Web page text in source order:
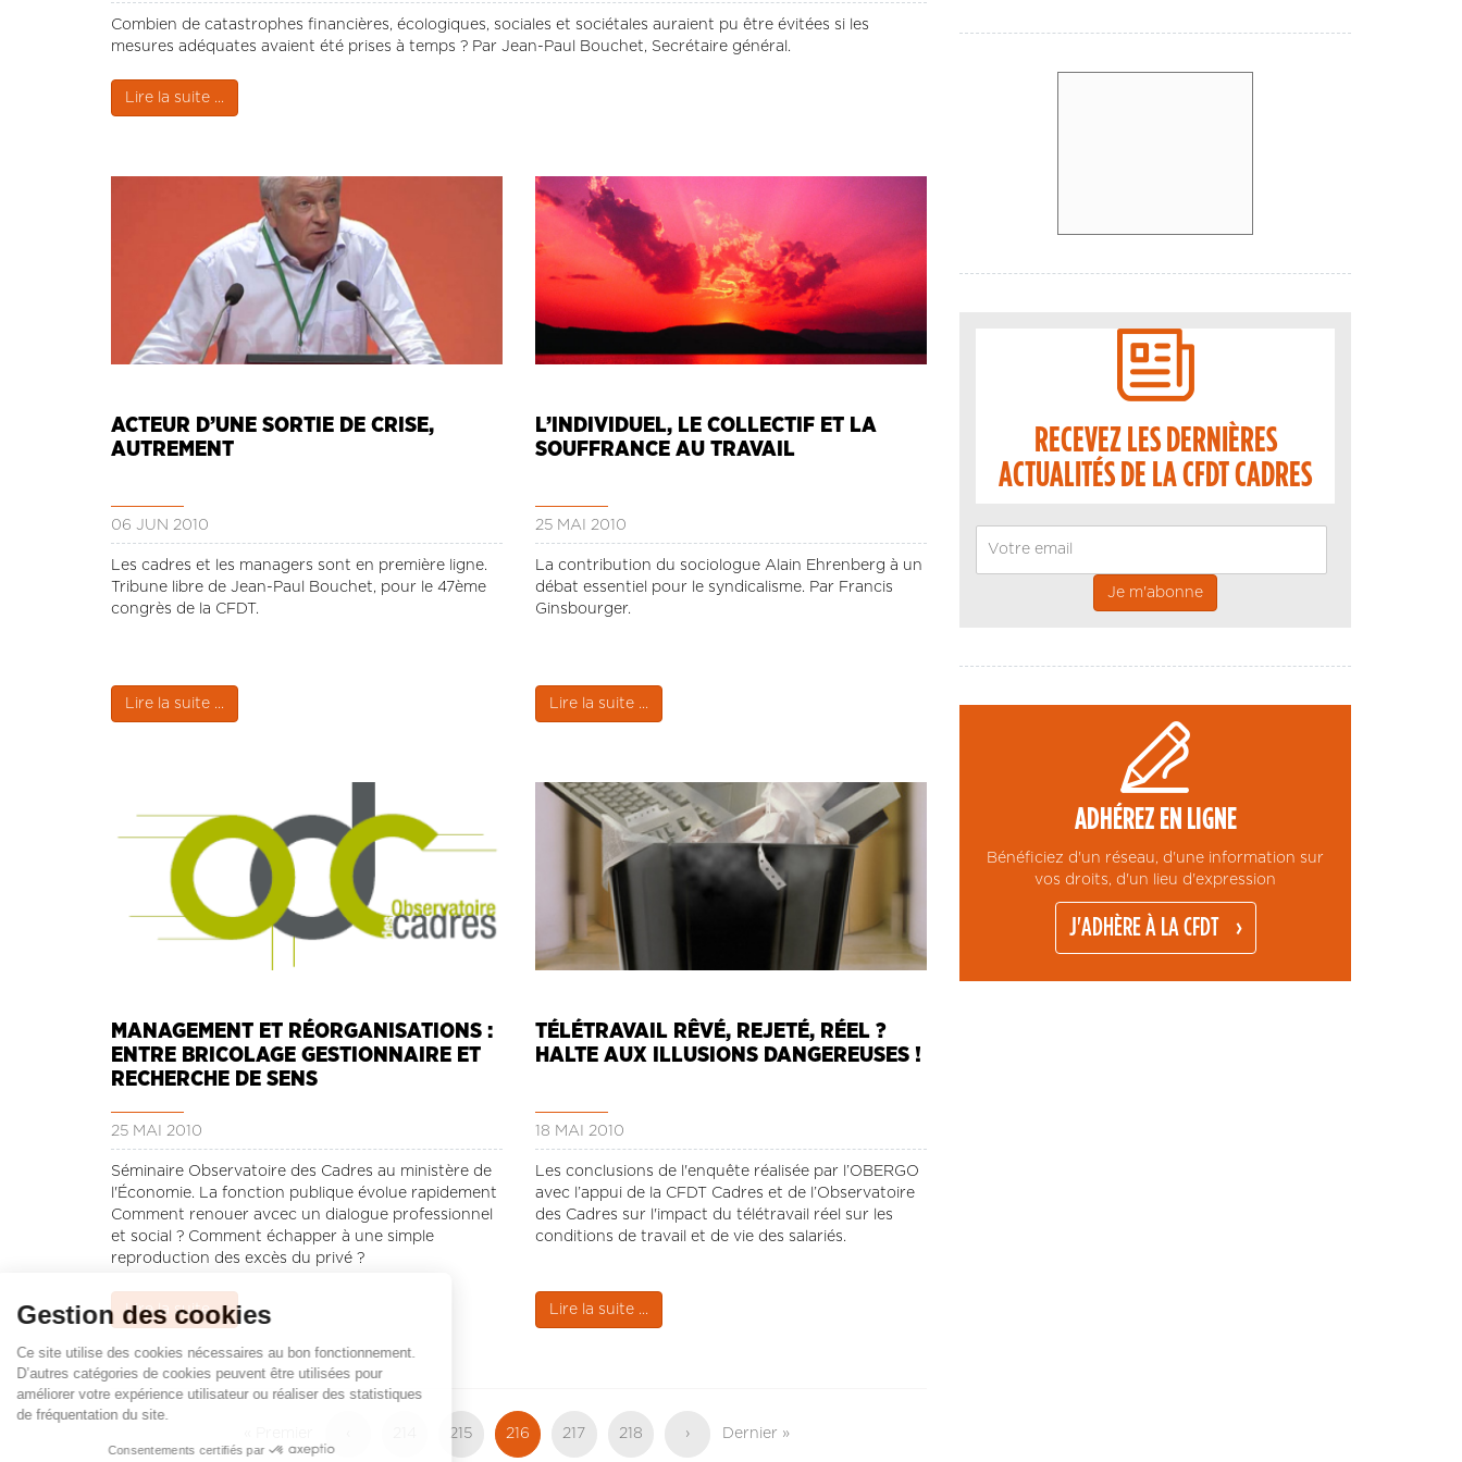
Combien de catastrophes financières, écologiques, sociales et sociétales auraient pu être évitées si les
mesures adéquates avaient été prises à temps ? Par Jean-Paul Bouchet, Secrétaire général.
Lire la suite ...
ACTEUR D’UNE SORTIE DE CRISE,
AUTREMENT
06 JUN 2010
Les cadres et les managers sont en première ligne.
Tribune libre de Jean-Paul Bouchet, pour le 47ème
congrès de la CFDT.
Lire la suite ...
L’INDIVIDUEL, LE COLLECTIF ET LA
SOUFFRANCE AU TRAVAIL
25 MAI 2010
La contribution du sociologue Alain Ehrenberg à un
débat essentiel pour le syndicalisme. Par Francis
Ginsbourger.
Lire la suite ...
MANAGEMENT ET RÉORGANISATIONS :
ENTRE BRICOLAGE GESTIONNAIRE ET
RECHERCHE DE SENS
25 MAI 2010
Séminaire Observatoire des Cadres au ministère de
l'Économie. La fonction publique évolue rapidement
Comment renouer avcec un dialogue professionnel
et social ? Comment échapper à une simple
reproduction des excès du privé ?
Lire la suite ...
TÉLÉTRAVAIL RÊVÉ, REJETÉ, RÉEL ?
HALTE AUX ILLUSIONS DANGEREUSES !
18 MAI 2010
Les conclusions de l'enquête réalisée par l’OBERGO
avec l’appui de la CFDT Cadres et de l’Observatoire
des Cadres sur l'impact du télétravail réel sur les
conditions de travail et de vie des salariés.
Lire la suite ...
Pagination
page
Page
215
Page
actuelle
216 Page
217 Page
218
Page
›
Dernière
Dernier »
RECEVEZ LES DERNIÈRES
ACTUALITÉS DE LA CFDT CADRES
ADHÉREZ EN LIGNE
Bénéficiez d'un réseau, d'une information sur
vos droits, d'un lieu d'expression
J'ADHÈRE À LA CFDT
Gestion des cookies
Ce site utilise des cookies nécessaires au bon fonctionnement.
D’autres catégories de cookies peuvent être utilisées pour
améliorer votre expérience utilisateur ou réaliser des statistiques
de fréquentation du site.
Consentements certifiés par